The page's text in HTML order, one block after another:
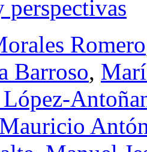
perspectivas
Romero
Barroso,
Mauricio